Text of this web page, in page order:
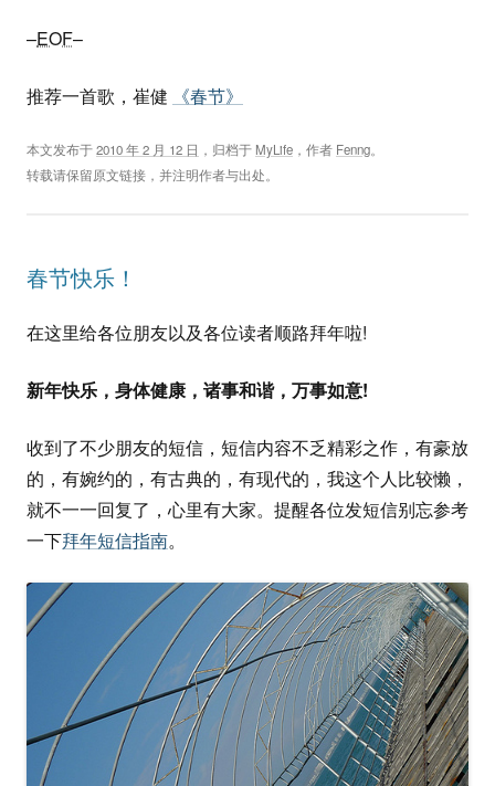
–EOF–
推荐一首歌，崔健 《春节》
本文发布于2010 年 2 月 12 日 ，归档于 MyLife ，作者 Fenng。
转载请保留原文链接，并注明作者与出处。
春节快乐！
在这里给各位朋友以及各位读者顺路拜年啦!
新年快乐，身体健康，诸事和谐，万事如意!
收到了不少朋友的短信，短信内容不乏精彩之作，有豪放
的，有婉约的，有古典的，有现代的，我这个人比较懒，
就不一一回复了，心里有大家。提醒各位发短信别忘参考
一下拜年短信指南。